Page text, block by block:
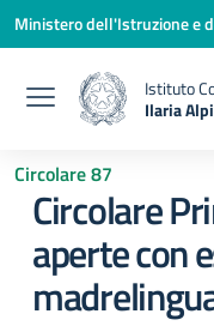
Vai ai contenuti
Vai al menu di navigazione
Vai al footer
Ministero dell'Istruzione e
Istituto
Ilaria Alpi
Circolare 87
Circolare
aperte con